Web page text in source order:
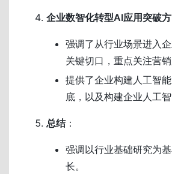
企业数智化转型AI应用突破
强调了从行业场景进入
关键切口，重点关注营
提供了企业构建人工智
底，以及构建企业人工智
总结：
强调以行业基础研究为
长。